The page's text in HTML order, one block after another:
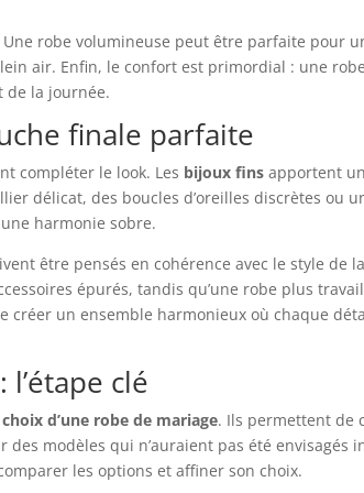
robe volumineuse peut être parfaite pour
air. Enfin, le confort est primordial : une
de la journée.
finale parfaite
compléter le look. Les bijoux fins apportent
délicat, des boucles d’oreilles discrètes ou
harmonie sobre.
être pensés en cohérence avec le style de
épurés, tandis qu’une robe plus
créer un ensemble harmonieux où chaque
clé
choix d’une robe de mariage. Ils permettent de
des modèles qui n’auraient pas été envisagés
les options et affiner son choix.